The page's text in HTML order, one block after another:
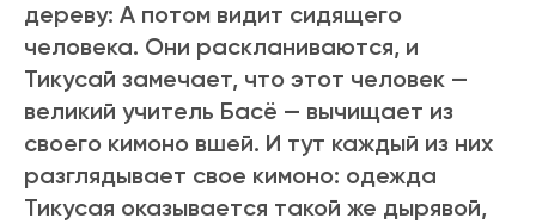
дереву: А потом видит сидящего
человека. Они раскланиваются, и
Тикусай замечает, что этот человек —
великий учитель Басё — вычищает из
своего кимоно вшей. И тут каждый из них
разглядывает свое кимоно: одежда
Тикусая оказывается такой же дырявой,